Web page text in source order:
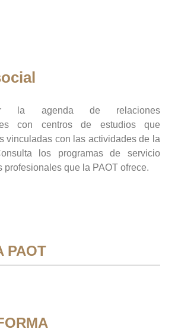
la agenda de relaciones
con centros de estudios que
vinculadas con las actividades de la
los programas de servicio
profesionales que la PAOT ofrece.
PAOT